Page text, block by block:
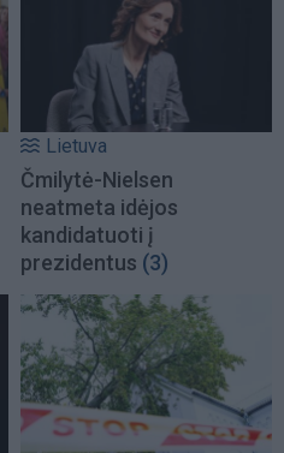
Lietuva
Čmilytė-Nielsen
neatmeta idėjos
kandidatuoti į
prezidentus (3)